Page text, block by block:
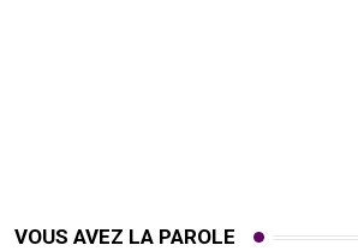
VOUS AVEZ LA PAROLE